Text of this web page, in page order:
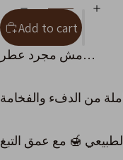
Add to cart
مش مجرد عطر…
من الدفء والفخامة
🍯 مع عمق التبغ